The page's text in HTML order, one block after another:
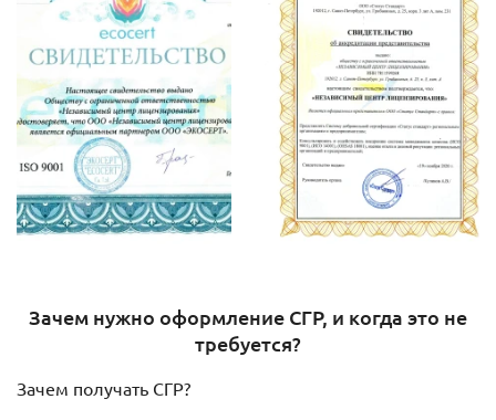
Зачем нужно оформление СГР, и когда это не
требуется?
Зачем получать СГР?